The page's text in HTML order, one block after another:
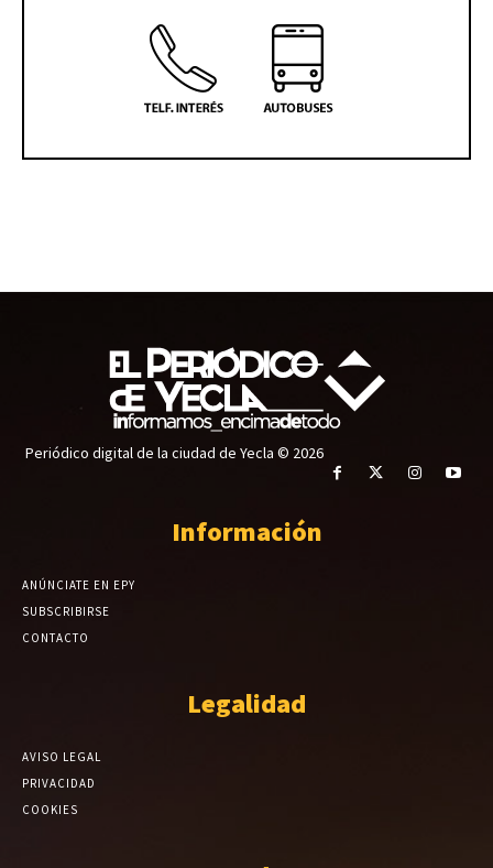
Periódico digital de la ciudad de Yecla © 2026
Información
ANÚNCIATE EN EPY
SUBSCRIBIRSE
CONTACTO
Legalidad
AVISO LEGAL
PRIVACIDAD
COOKIES